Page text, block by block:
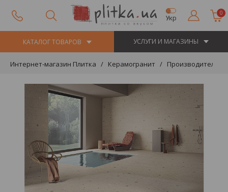
Укр
0
КАТАЛОГ ТОВАРОВ УСЛУГИ И МАГАЗИНЫ
Интернет-магазин Плитка Керамогранит Производители